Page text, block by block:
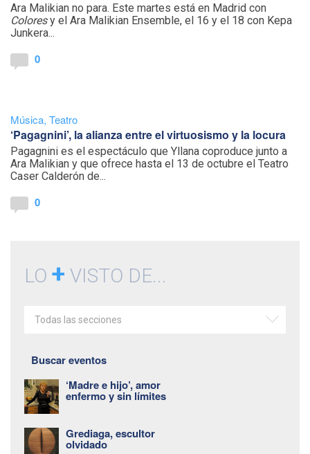
Ara Malikian no para. Este martes está en Madrid con
Coloresy el Ara Malikian Ensemble, el 16 y el 18 con Kepa
Junkera...
0
Música, Teatro
‘Pagagnini’, la alianza entre el virtuosismo y la locura
Pagagnini es el espectáculo que Yllana coproduce junto a
Ara Malikian y que ofrece hasta el 13 de octubre el Teatro
Caser Calderón de...
0
LO + VISTO DE...
Todas las secciones
Buscar eventos
‘Madre e hijo’, amor
enfermo y sin límites
Grediaga, escultor
olvidado